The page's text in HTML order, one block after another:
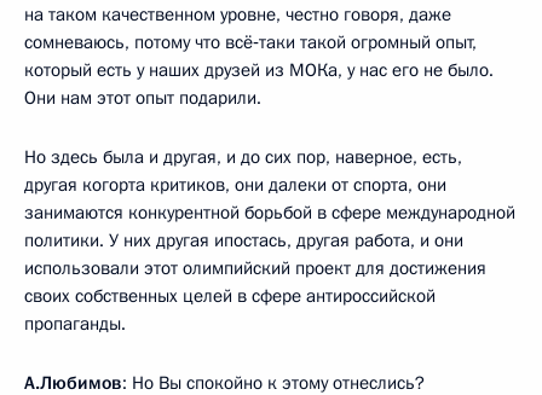
на таком качественном уровне, честно говоря, даже
сомневаюсь, потому что всё‑таки такой огромный опыт,
который есть у наших друзей из МОКа, у нас его не было.
Они нам этот опыт подарили.
Но здесь была и другая, и до сих пор, наверное, есть,
другая когорта критиков, они далеки от спорта, они
занимаются конкурентной борьбой в сфере международной
политики. У них другая ипостась, другая работа, и они
использовали этот олимпийский проект для достижения
своих собственных целей в сфере антироссийской
пропаганды.
А.Любимов: Но Вы спокойно к этому отнеслись?